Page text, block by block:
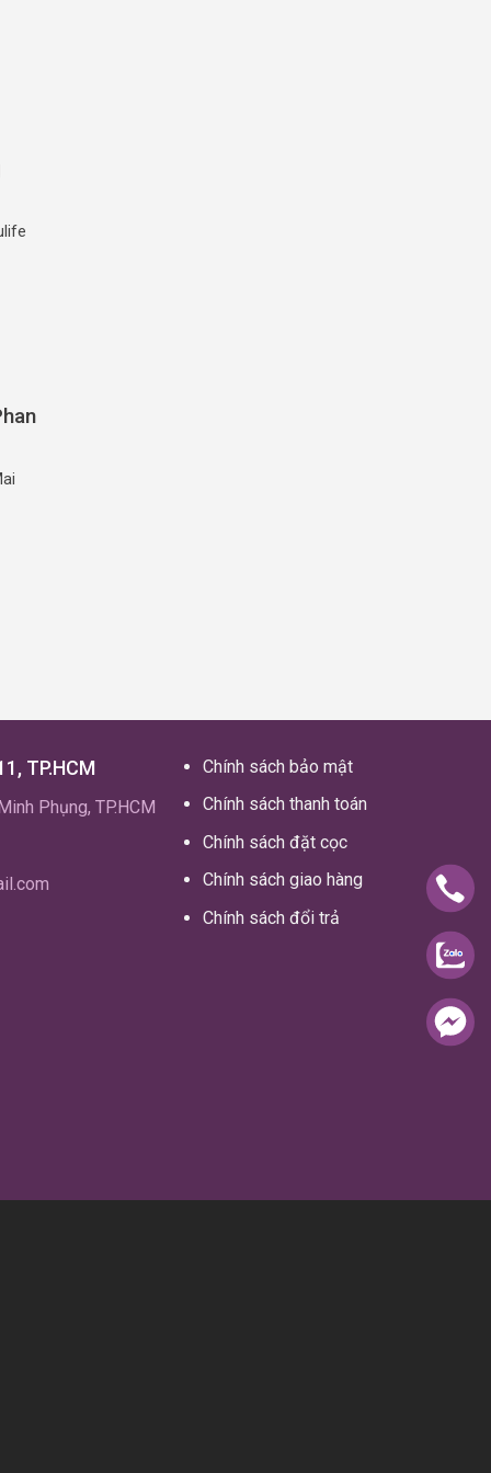
TP.HCM
Phụng, TP.HCM
Chính sách bảo mật
Chính sách thanh toán
Chính sách đặt cọc
Chính sách giao hàng
Chính sách đổi trả